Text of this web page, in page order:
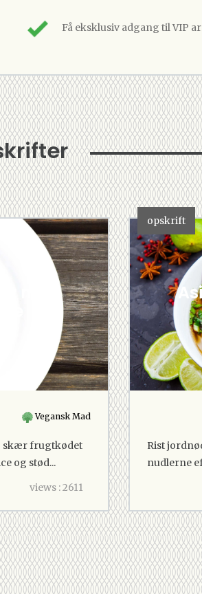
Få eksklusiv adgang til VIP
med
Vegansk Mad
skær frugtkødet
og stød...
views : 2611
opskrift
Rist
nudlerne